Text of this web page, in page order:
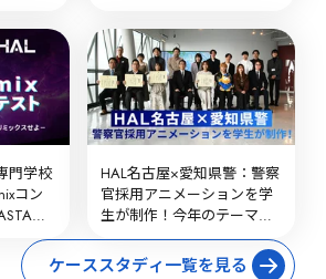
曲の優秀作品を発表
門学校
コン
新
ミック
HAL名古屋×愛知県警：警察
官採用アニメーションを学
生が制作！今年のテーマは
「スタートライン」
ケーススタディ一覧を見る